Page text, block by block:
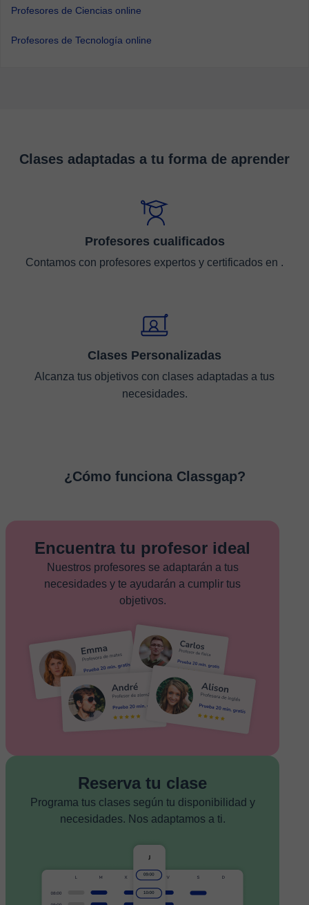
Profesores de Ciencias online
Profesores de Tecnología online
Clases adaptadas a tu forma de aprender
Profesores cualificados
Contamos con profesores expertos y certificados en .
Clases Personalizadas
Alcanza tus objetivos con clases adaptadas a tus
necesidades.
¿Cómo funciona Classgap?
Encuentra tu profesor ideal
Nuestros profesores se adaptarán a tus
necesidades y te ayudarán a cumplir tus
objetivos.
Reserva tu clase
Programa tus clases según tu disponibilidad y
necesidades. Nos adaptamos a ti.